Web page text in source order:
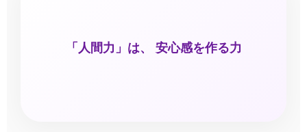
「人間力」は、 安心感を作る力